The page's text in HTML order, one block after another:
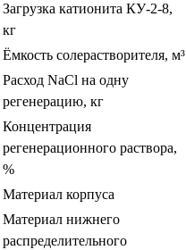
Загрузка катионита КУ-2-8,
кг
Ёмкость солерастворителя, м³
Расход NaCl на одну
регенерацию, кг
Концентрация
регенерационного раствора,
%
Материал корпуса
Материал нижнего
распределительного